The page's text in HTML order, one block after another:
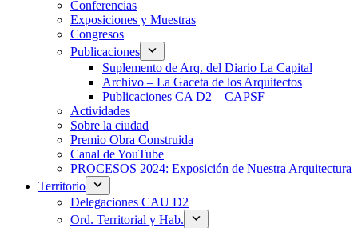
Conferencias
Exposiciones y Muestras
Congresos
Publicaciones
Suplemento de Arq. del Diario La Capital
Archivo – La Gaceta de los Arquitectos
Publicaciones CA D2 – CAPSF
Actividades
Sobre la ciudad
Premio Obra Construida
Canal de YouTube
PROCESOS 2024: Exposición de Nuestra Arquitectura
Territorio
Delegaciones CAU D2
Ord. Territorial y Hab.